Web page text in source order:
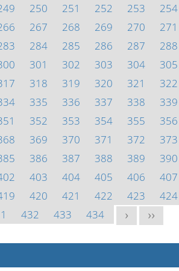
250 251 252 253 254
267 268 269 270 271
284 285 286 287 288
301 302 303 304 305
318 319 320 321 322
335 336 337 338 339
352 353 354 355 356
369 370 371 372 373
386 387 388 389 390
403 404 405 406 407
420 421 422 423 424
432 433 434 > >>